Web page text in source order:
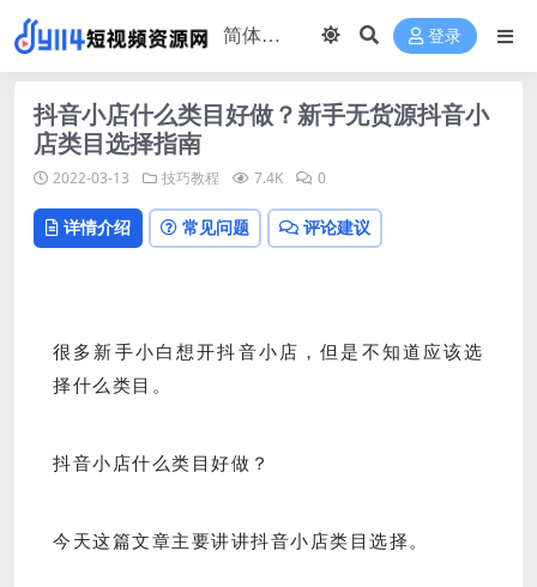
登录
抖音小店什么类目好做？新手无货源抖音小
店类目选择指南
2022-03-13 技巧教程 7.4K 0
详情介绍 常见问题 评论建议
很多新手小白想开抖音小店，但是不知道应该选
择什么类目。
抖音小店什么类目好做？
今天这篇文章主要讲讲抖音小店类目选择。